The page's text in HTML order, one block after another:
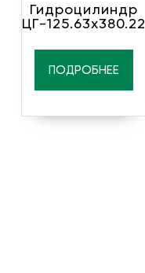
Гидроцилиндр
ЦГ-125.63х380.22
ПОДРОБНЕЕ